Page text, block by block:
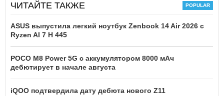
ЧИТАЙТЕ ТАКЖЕ
ASUS выпустила легкий ноутбук Zenbook 14 Air 2026 с
Ryzen AI 7 H 445
POCO M8 Power 5G с аккумулятором 8000 мАч
дебютирует в начале августа
iQOO подтвердила дату дебюта нового Z11